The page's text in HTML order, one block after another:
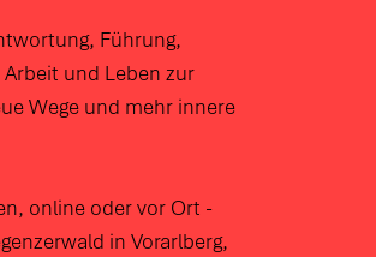
Führung,
und Leben zur
Wege und mehr innere
online oder vor Ort -
in Vorarlberg,